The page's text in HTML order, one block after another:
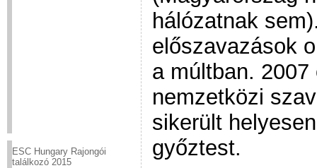
ESC Hungary Rajongói
találkozó 2015
hálózatnak
előszavazások
a múltban.
nemzetközi
sikerült
győztest.